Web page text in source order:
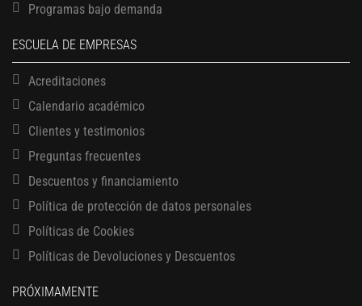
Programas bajo demanda
ESCUELA DE EMPRESAS
Acreditaciones
Calendario académico
Clientes y testimonios
Preguntas frecuentes
Descuentos y financiamiento
Política de protección de datos personales
Políticas de Cookies
Políticas de Devoluciones y Descuentos
PRÓXIMAMENTE
13 AGOSTO, 2026
Finanzas para no financieros
Gerencia de empresas familiares